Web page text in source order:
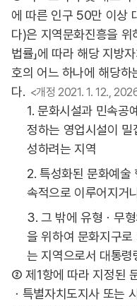
에 따른 인구 50만 이상
다)은 지역문화진흥을 위
법률」에 따라 해당 지방
호의 어느 하나에 해당하
다. <개정 2021. 1. 12.,
1. 문화시설과 민속공
정하는 영업시설이
성하려는 지역
2. 특성화된 문화예술
속적으로 이루어지거
3. 그 밖에 유형ㆍ무
을 위하여 문화지구로
는 지역으로서 대통령
② 제1항에 따라 지정된
ㆍ특별자치도지사 또는